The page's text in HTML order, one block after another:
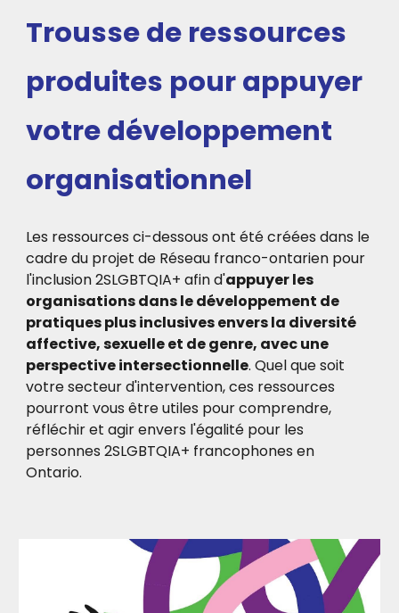
Trousse de ressources
produites pour appuyer
votre développement
organisationnel
Les ressources ci-dessous ont été créées dans le
cadre du projet de Réseau franco-ontarien pour
l'inclusion 2SLGBTQIA+ afin d'appuyer les
organisations dans le développement de
pratiques plus inclusives envers la diversité
affective, sexuelle et de genre, avec une
perspective intersectionnelle. Quel que soit
votre secteur d'intervention, ces ressources
pourront vous être utiles pourcomprendre,
réfléchir et agir envers l'égalité pour les
personnes 2SLGBTQIA+ francophones en
Ontario.